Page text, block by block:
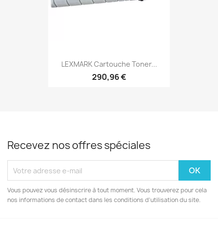
LEXMARK Cartouche Toner...
290,96 €
Recevez nos offres spéciales
Vous pouvez vous désinscrire à tout moment. Vous trouverez pour cela
nos informations de contact dans les conditions d'utilisation du site.